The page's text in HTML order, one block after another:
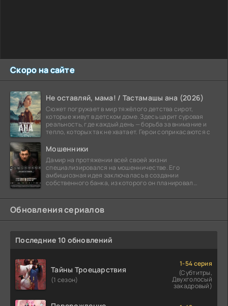
Скоро на сайте
Не оставляй, мама! / Тастамашы ана (2026)
Сюжет погружает в мир тяжёлого детства сирот,
которые живут в детском доме. Здесь царит суровая
реальность, где каждый день — борьба за внимание и
тепло, которых так не хватает. Герои соприкасаются с
Мошенники
Дамир на протяжении всей своей жизни
специализировался на мошенничестве. Его
амбициозная идея заключалась в создании
собственного банка, из которого он планировал
Обновления сериалов
Последние 10 обновлений
Тайны Троецарствия
(1 сезон)
1-54 серия
(Субтитры,
Двухголосый
закадровый)